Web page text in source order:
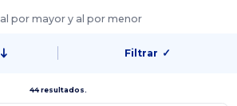
al por mayor y al por menor
Filtrar ✓
44 resultados.